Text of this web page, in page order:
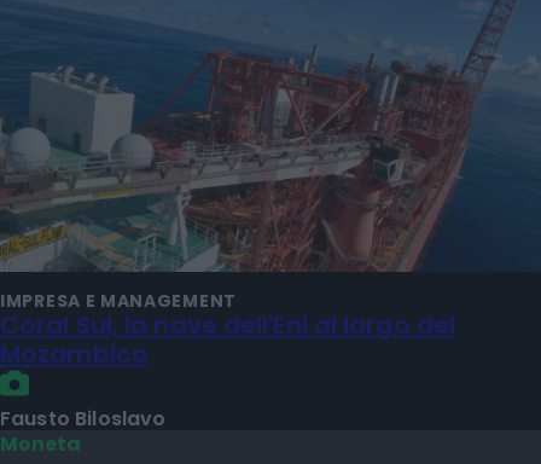
IMPRESA E MANAGEMENT
Coral Sul, la nave dell'Eni al largo del
Mozambico
Fausto Biloslavo
Moneta